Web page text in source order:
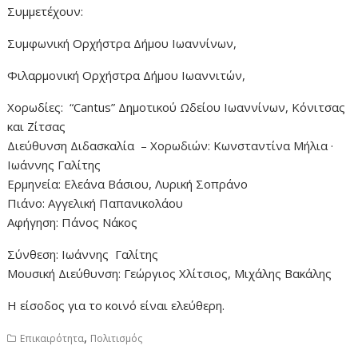
Συμμετέχουν:
Συμφωνική Ορχήστρα Δήμου Ιωαννίνων,
Φιλαρμονική Ορχήστρα Δήμου Ιωαννιτών,
Χορωδίες: “Cantus” Δημοτικού Ωδείου Ιωαννίνων, Κόνιτσας
και Ζίτσας
Διεύθυνση Διδασκαλία – Χορωδιών: Κωνσταντίνα Μήλια ·
Ιωάννης Γαλίτης
Ερμηνεία: Ελεάνα Βάσιου, Λυρική Σοπράνο
Πιάνο: Αγγελική Παπανικολάου
Αφήγηση: Πάνος Νάκος
Σύνθεση: Ιωάννης Γαλίτης
Μουσική Διεύθυνση: Γεώργιος Χλίτσιος, Μιχάλης Βακάλης
Η είσοδος για το κοινό είναι ελεύθερη.
Επικαιρότητα, Πολιτισμός